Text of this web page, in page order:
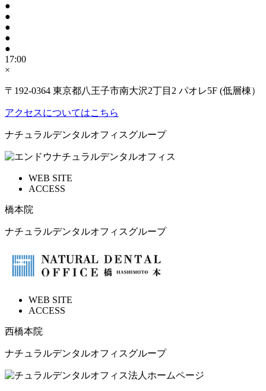
●
●
●
●
●
17:00
×
〒192-0364 東京都八王子市南大沢2丁目2 パオレ5F (低層棟）
アクセスについてはこちら
ナチュラルデンタルオフィスグループ
WEB SITE
ACCESS
橋本院
ナチュラルデンタルオフィスグループ
WEB SITE
ACCESS
西橋本院
ナチュラルデンタルオフィスグループ